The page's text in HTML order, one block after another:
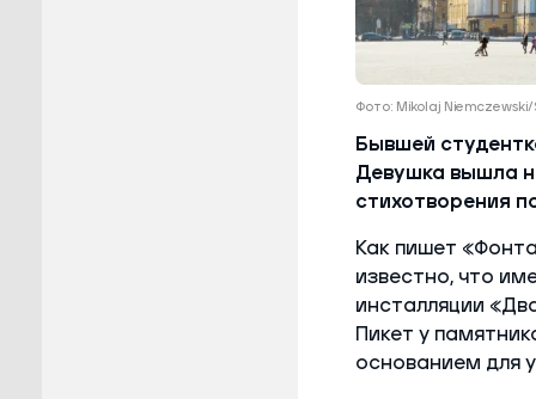
Фото: Mikolaj
Бывшей
Девушка вышла
стихотворения
Как пишет
известно, что
инсталляции
Пикет у
основанием для